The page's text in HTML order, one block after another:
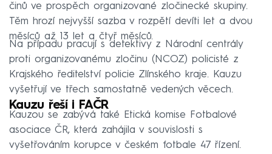
činů ve prospěch organizované zločinecké skupiny.
Těm hrozí nejvyšší sazba v rozpětí devíti let a dvou
měsíců až 13 let a čtyř měsíců.
Na případu pracují s detektivy z Národní centrály
proti organizovanému zločinu (NCOZ) policisté z
Krajského ředitelství policie Zlínského kraje. Kauzu
vyšetřují ve třech samostatně vedených věcech.
Kauzu řeší i FAČR
Kauzou se zabývá také Etická komise Fotbalové
asociace ČR, která zahájila v souvislosti s
vyšetřováním korupce v českém fotbale 47 řízení.